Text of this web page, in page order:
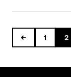
← 1 2